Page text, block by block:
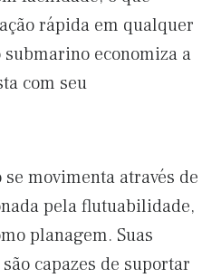
rápida em qualquer
economiza a
com seu
movimenta através de
pela flutuabilidade,
planagem. Suas
capazes de suportar